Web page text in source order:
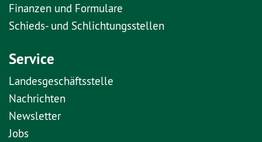
Finanzen und Formulare
Schieds- und Schlichtungsstellen
Service
Landesgeschäftsstelle
Nachrichten
Newsletter
Jobs